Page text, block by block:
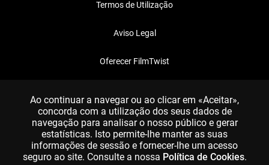
Termos de Utilização
Aviso Legal
Oferecer FilmTwist
Ao continuar a navegar ou ao clicar em «Aceitar»,
concorda com a utilização dos seus dados de
navegação para analisar o nosso público e gerar
estatísticas. Isto permite-lhe manter as suas
informações de sessão e fornecer-lhe um acesso
seguro ao site. Consulte a nossa Política de Cookies.